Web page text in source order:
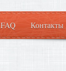
FAQ Контакты